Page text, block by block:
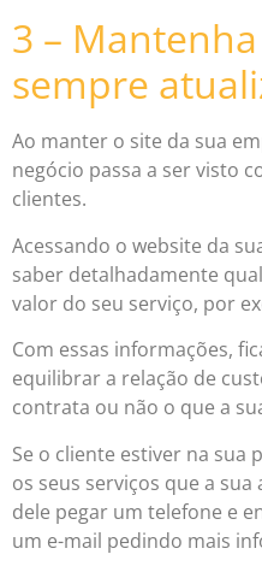
3 –
sempre
Ao manter o site da sua
negócio passa a ser visto
clientes.
Acessando o website da
saber detalhadamente
valor do seu serviço, por
Com essas informações,
equilibrar a relação de
contrata ou não o que a
Se o cliente estiver na sua
os seus serviços que a
dele pegar um telefone e
um e-mail pedindo mais